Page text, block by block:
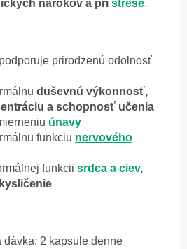
nárokov a pri strese.
prirodzenú odolnosť
duševnú výkonnosť,
a schopnosť učenia
únavy
funkciu nervového
funkcii srdca a ciev,
dávka: 2 kapsule denne